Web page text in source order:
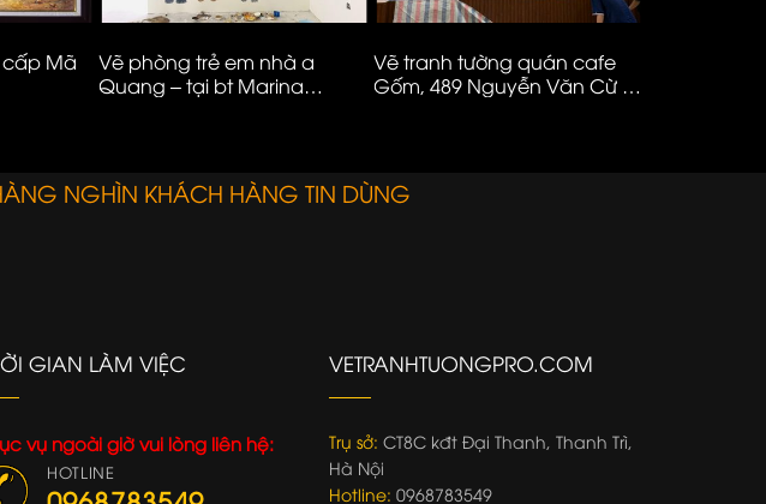
cấp Mã
Vẽ phòng trẻ em nhà a
Quang – tại bt Marina
Vẽ tranh tường quán cafe
Gốm, 489 Nguyễn Văn Cừ –
NGHÌN KHÁCH HÀNG TIN DÙNG
GIAN LÀM VIỆC
vụ ngoài giờ vui lòng liên hệ:
HOTLINE
VETRANHTUONGPRO.COM
Trụ sở: CT8C kđt Đại Thanh, Thanh Trì,
Hà Nội
Hotline: 0968783549